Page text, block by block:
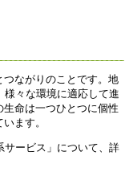
ながりのことです。地
々な環境に適応して進
命は一つひとつに個性
ます。
ービス」について、詳